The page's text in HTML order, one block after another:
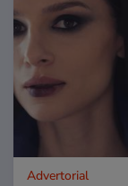
Advertorial